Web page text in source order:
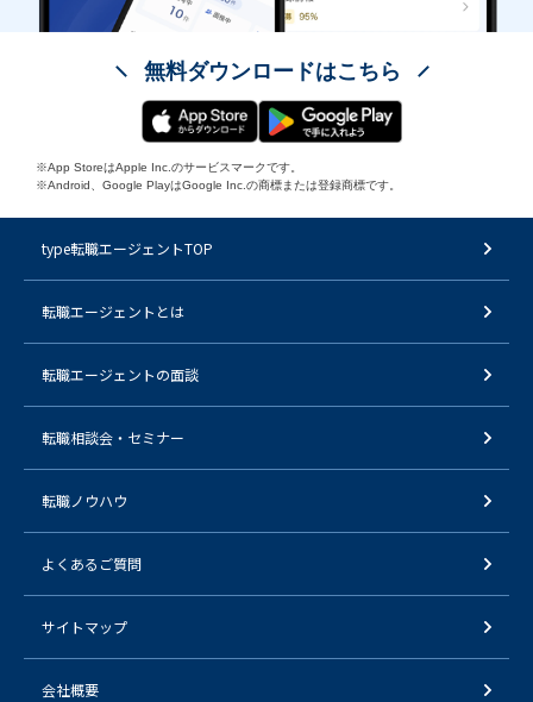
無料ダウンロードはこちら
※App StoreはApple Inc.のサービスマークです。
※Android、Google PlayはGoogle Inc.の商標または登録商標です。
type転職エージェントTOP
転職エージェントとは
転職エージェントの面談
転職相談会・セミナー
転職ノウハウ
よくあるご質問
サイトマップ
会社概要